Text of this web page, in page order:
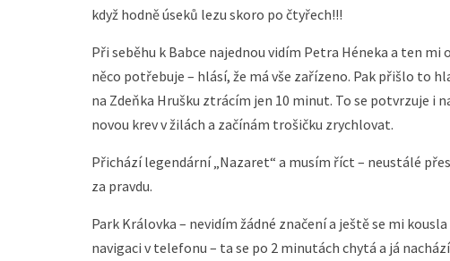
když hodně úseků lezu skoro po čtyřech!!!
Při seběhu k Babce najednou vidím Petra Héneka a ten mi
něco potřebuje – hlásí, že má vše zařízeno. Pak přišlo to
na Zdeňka Hrušku ztrácím jen 10 minut. To se potvrzuje i
novou krev v žilách a začínám trošičku zrychlovat.
Přichází legendární „Nazaret“ a musím říct – neustálé
za pravdu.
Park Královka – nevidím žádné značení a ještě se mi
navigaci v telefonu – ta se po 2 minutách chytá a já